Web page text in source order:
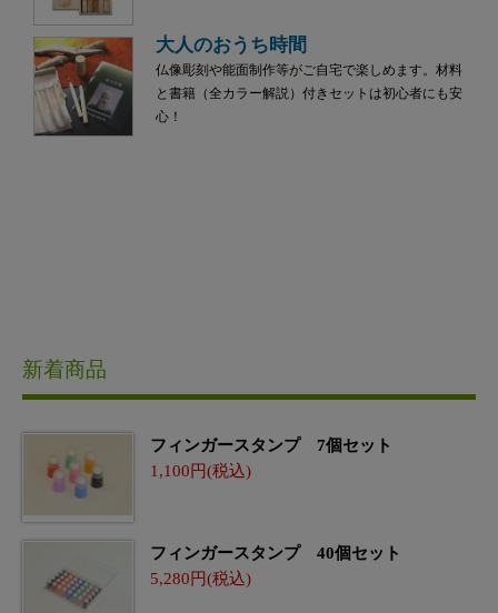
大人のおうち時間
仏像彫刻や能面制作等がご自宅で楽しめます。材料
と書籍（全カラー解説）付きセットは初心者にも安
心！
新着商品
フィンガースタンプ 7個セット
1,100
フィンガースタンプ 40個セット
5,280